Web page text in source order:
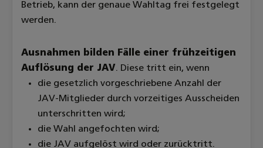
Betrieb, kann der genaue Wahltag frei festgelegt
werden.
Ausnahmen bilden Fälle einer frühzeitigen
Auflösung der JAV. Diese tritt ein, wenn
die gesetzlich vorgeschriebene Anzahl der
JAV-Mitglieder durch vorzeitiges Ausscheiden
unterschritten wird;
die Wahl angefochten wird;
die JAV aufgelöst wird oder zurücktritt.